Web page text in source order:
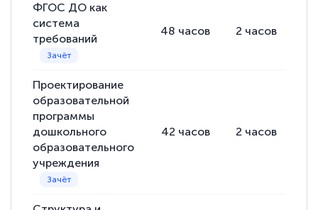
повышения квалификации "Эксперт ЕГЭ по
русскому языку и литературе". Много
полезных материалов помогли
книги, методические рекомендации,
статьи. Времени на подготовку
достаточно. Курс помогает пройти
аттестацию в школе. Спасибо!
ФГОС ДО как
система
требований
48 часов 2 часов
Проектирование
образовательной
программы
дошкольного
образовательного
учреждения
42 часов 2 часов